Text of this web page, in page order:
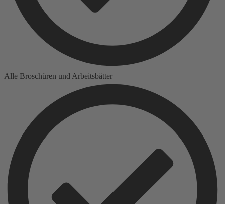
Alle Broschüren und Arbeitsbätter